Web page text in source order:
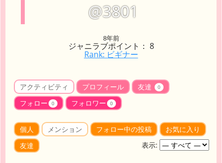
@3801
8年前
ジャニラブポイント： 8
Rank: ビギナー
アクティビティ プロフィール 友達 0
フォロー 0 フォロワー 0
個人 メンション フォロー中の投稿
お気に入り
友達
表示: